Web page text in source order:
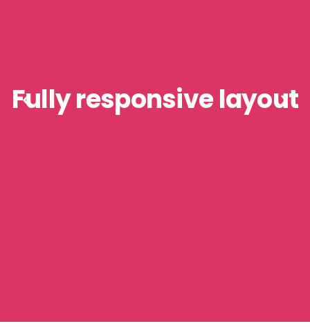
Great user experience